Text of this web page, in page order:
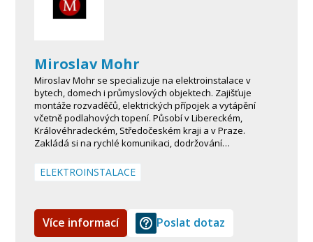
Miroslav Mohr
Miroslav Mohr se specializuje na elektroinstalace v
bytech, domech i průmyslových objektech. Zajišťuje
montáže rozvaděčů, elektrických přípojek a vytápění
včetně podlahových topení. Působí v Libereckém,
Královéhradeckém, Středočeském kraji a v Praze.
Zakládá si na rychlé komunikaci, dodržování…
ELEKTROINSTALACE
Více informací Poslat dotaz